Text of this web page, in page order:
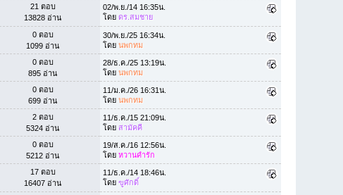
21 ตอบ
13828 อ่าน
02/พ.ย./14 16:35น.
โดยดร.สมชาย
0 ตอบ
1099 อ่าน
30/พ.ย./25 16:34น.
โดยนพกทม
0 ตอบ
895 อ่าน
28/ธ.ค./25 13:19น.
โดยนพกทม
0 ตอบ
699 อ่าน
11/ม.ค./26 16:31น.
โดยนพกทม
2 ตอบ
5324 อ่าน
11/ธ.ค./15 21:09น.
โดยสามัคคี
0 ตอบ
5212 อ่าน
19/ส.ค./16 12:56น.
โดยหวานคำรัก
17 ตอบ
16407 อ่าน
11/ธ.ค./14 18:46น.
โดยฃูศักดิ์